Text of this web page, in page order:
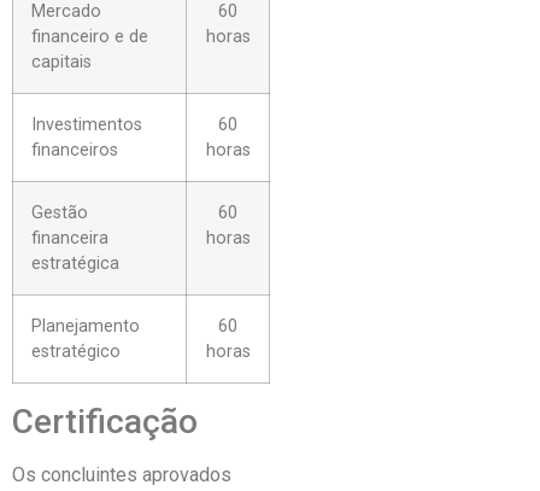
Mercado
financeiro e de
capitais
60
horas
Investimentos
financeiros
60
horas
Gestão
financeira
estratégica
60
horas
Planejamento
estratégico
60
horas
Certificação
Os concluintes aprovados